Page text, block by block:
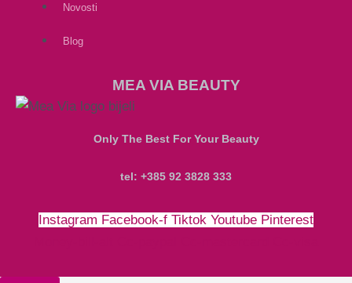
Novosti
Blog
MEA VIA BEAUTY
Only The Best For Your Beauty
tel: +385 92 3828 333
Instagram Facebook-f Tiktok Youtube Pinterest